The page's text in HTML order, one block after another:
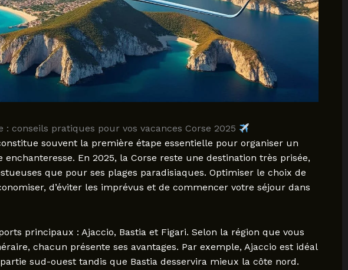
: conseils pratiques pour vos vacances Corse 2025
souvent la première étape essentielle pour organiser un
En 2025, la Corse reste une destination très prisée,
que pour ses plages paradisiaques. Optimiser le choix de
d’éviter les imprévus et de commencer votre séjour dans
principaux : Ajaccio, Bastia et Figari. Selon la région que vous
chacun présente ses avantages. Par exemple, Ajaccio est idéal
sud-ouest tandis que Bastia desservira mieux la côte nord.